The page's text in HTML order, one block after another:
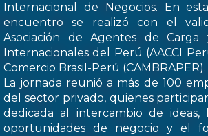
Internacional de Negocios. En
encuentro se realizó con el
Asociación de Agentes de Carga
Internacionales del Perú (AACCI
Comercio Brasil-Perú (CAMBRAPER).
La jornada reunió a más de 100
del sector privado, quienes
dedicada al intercambio de ideas,
oportunidades de negocio y el